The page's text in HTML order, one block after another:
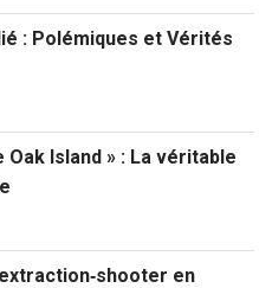
: Polémiques et Vérités
Island » : La véritable
en